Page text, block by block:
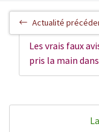
Actualité
Les vrais faux
pris la main